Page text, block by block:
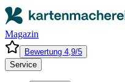
Magazin
Bewertung 4,9/5
Service